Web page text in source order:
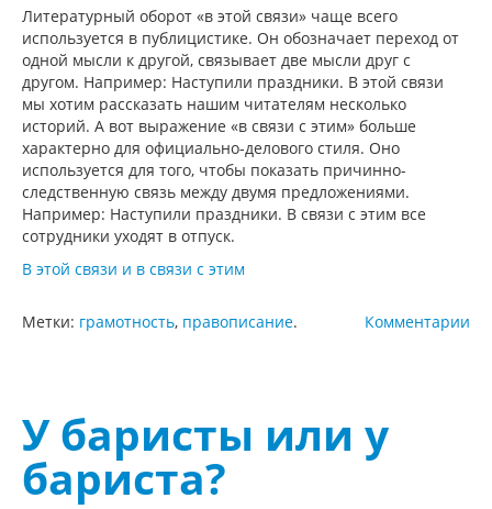
Литературный оборот «в этой связи» чаще всего
используется в публицистике. Он обозначает переход от
одной мысли к другой, связывает две мысли друг с
другом. Например: Наступили праздники. В этой связи
мы хотим рассказать нашим читателям несколько
историй. А вот выражение «в связи с этим» больше
характерно для официально-делового стиля. Оно
используется для того, чтобы показать причинно-
следственную связь между двумя предложениями.
Например: Наступили праздники. В связи с этим все
сотрудники уходят в отпуск.
В этой связи и в связи с этим
Комментарии
Метки: грамотность, правописание.
У баристы или у
бариста?